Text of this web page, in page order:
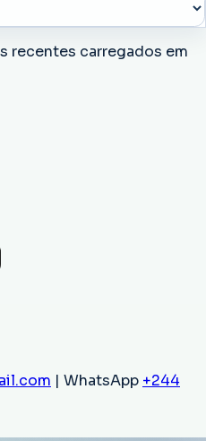
recentes carregados em
| WhatsApp +244